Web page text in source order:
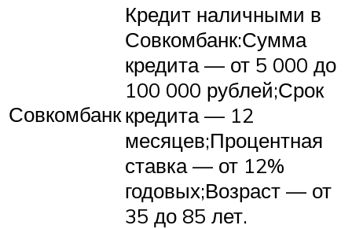
Совкомбанк
Кредит наличными в
Совкомбанк:Сумма
кредита — от 5 000 до
100 000 рублей;Срок
кредита — 12
месяцев;Процентная
ставка — от 12%
годовых;Возраст — от
35 до 85 лет.